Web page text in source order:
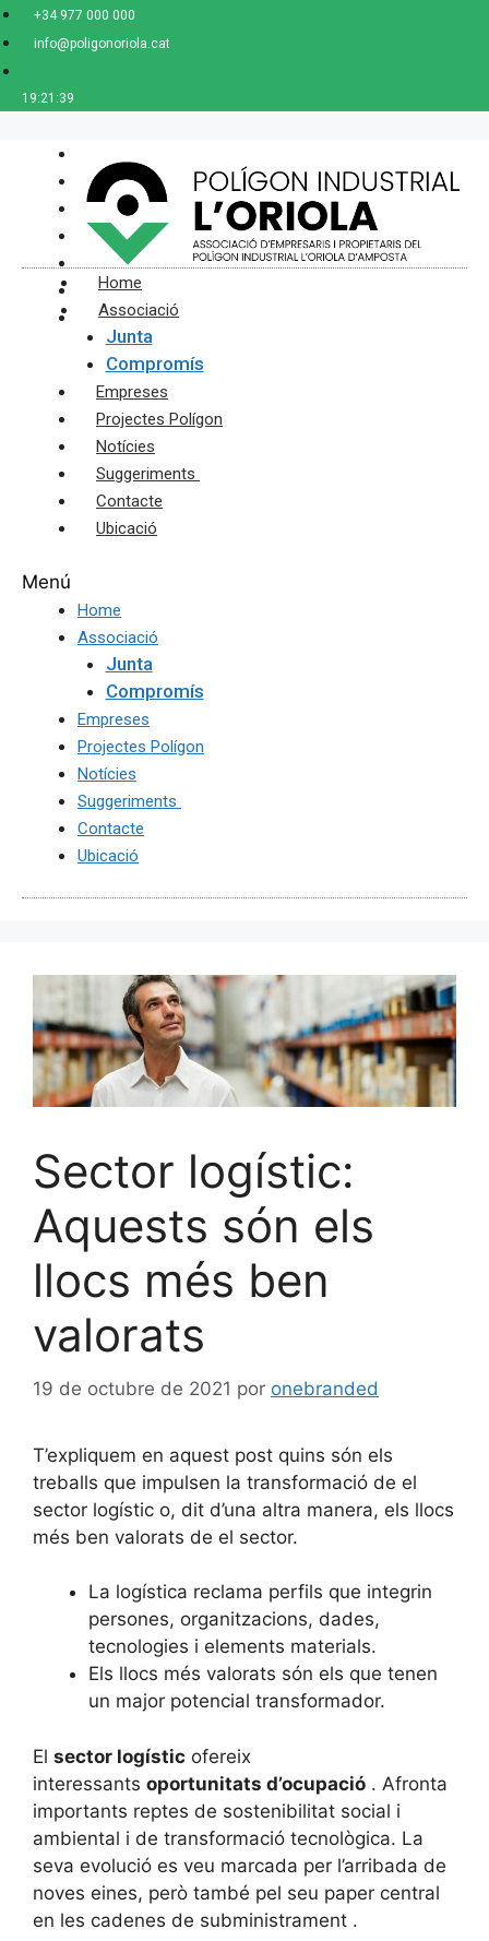
Saltar
al
contenido
+34 977 000 000
info@poligonoriola.cat
19:21:40
Home
Associació
Junta
Compromís
Empreses
Projectes Polígon
Notícies
Suggeriments
Contacte
Ubicació
Menú
Home
Associació
Junta
Compromís
Empreses
Projectes Polígon
Notícies
Suggeriments
Contacte
Ubicació
Sector logístic:
Aquests són els
llocs més ben
valorats
19 de octubre de 2021 por onebranded
T’expliquem en aquest post quins són els
treballs que impulsen la transformació de el
sector logístic o, dit d’una altra manera, els llocs
més ben valorats de el sector.
La logística reclama perfils que integrin
persones, organitzacions, dades,
tecnologies i elements materials.
Els llocs més valorats són els que tenen
un major potencial transformador.
El sector logístic ofereix
interessants oportunitats d’ocupació . Afronta
importants reptes de sostenibilitat social i
ambiental i de transformació tecnològica. La
seva evolució es veu marcada per l’arribada de
noves eines, però també pel seu paper central
en les cadenes de subministrament .